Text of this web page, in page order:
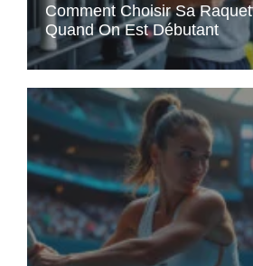
Comment Choisir Sa
Quand On Est Débutant